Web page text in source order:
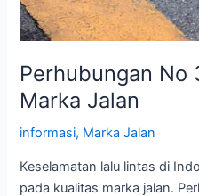
Perhubungan No
Marka Jalan
informasi, Marka Jalan
Keselamatan lalu lintas di
pada kualitas marka jalan.